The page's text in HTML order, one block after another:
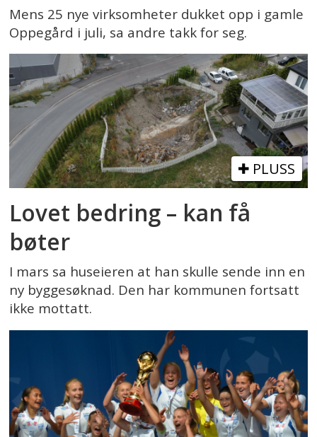
Mens 25 nye virksomheter dukket opp i gamle
Oppegård i juli, sa andre takk for seg.
PLUSS
Lovet bedring – kan få
bøter
I mars sa huseieren at han skulle sende inn en
ny byggesøknad. Den har kommunen fortsatt
ikke mottatt.